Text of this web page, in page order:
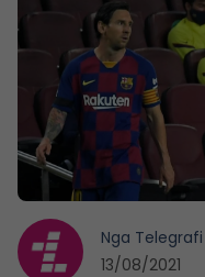
Nga Telegrafi
13/08/2021